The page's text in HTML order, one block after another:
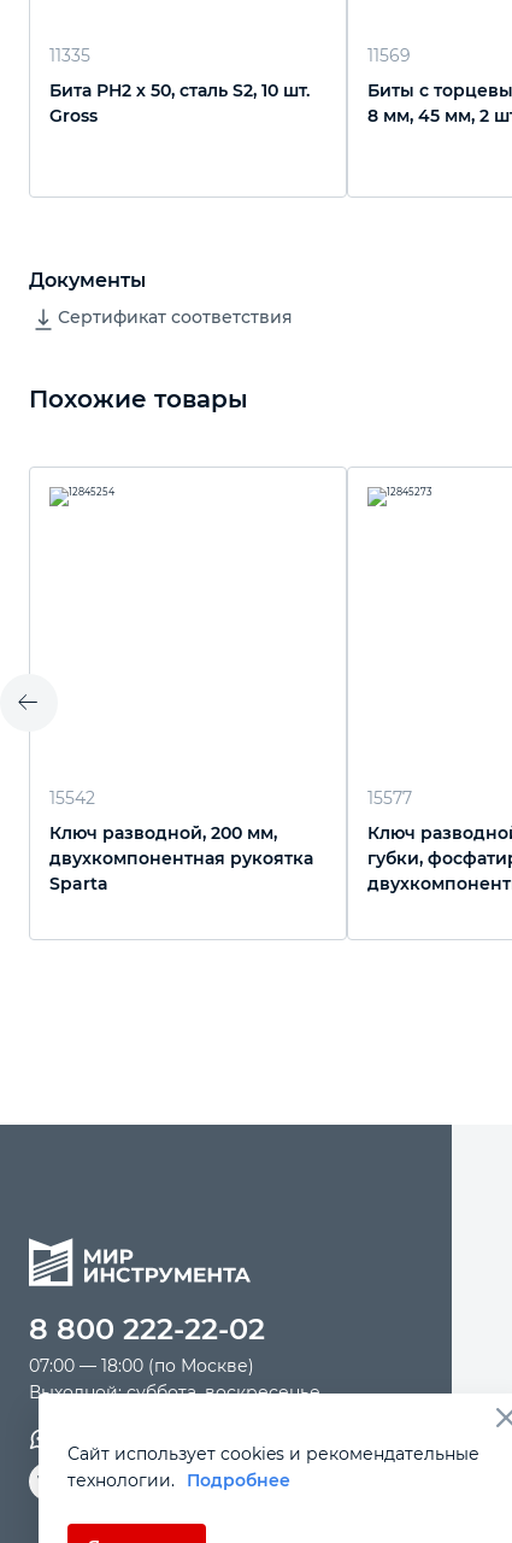
11335
Бита РН2 х 50, сталь S2, 10 шт.
Gross
11569
Биты с
8 мм, 45 мм, 2
Документы
Сертификат соответствия
Похожие товары
15542
Ключ разводной, 200 мм,
двухкомпонентная рукоятка
Sparta
15577
Ключ
губки,
8 800 222-22-02
07:00 — 18:00 (по Москве)
Выходной: суббота, воскресенье
Сайт использует cookies и рекомендательные
технологии.
Подробнее